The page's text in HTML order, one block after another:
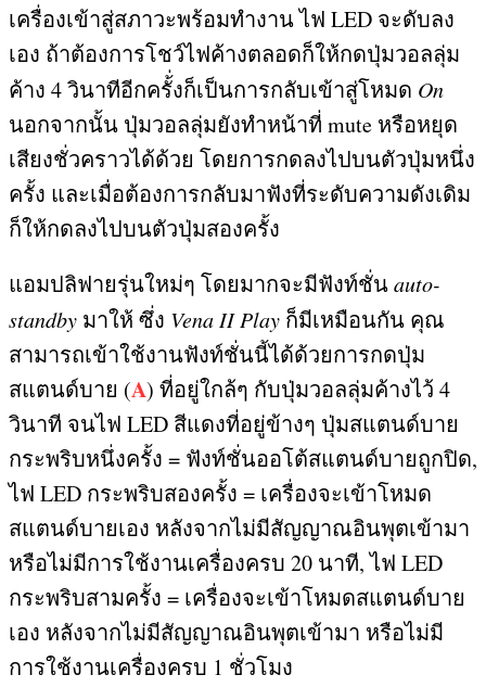
เครื่องเข้าสู่สภาวะพร้อมทำงาน ไฟ LED จะดับลง
เอง ถ้าต้องการโชว์ไฟค้างตลอดก็ให้กดปุ่มวอลลุ่ม
ค้าง 4วินาทีอีกครั้่งก็เป็นการกลับเข้าสู่โหมด On
นอกจากนั้น ปุ่มวอลลุ่มยังทำหน้าที่ mute หรือหยุด
เสียงชั่วคราวได้ด้วย โดยการกดลงไปบนตัวปุ่มหนึ่ง
ครั้ง และเมื่อต้องการกลับมาฟังที่ระดับความดังเดิม
ก็ให้กดลงไปบนตัวปุ่มสองครั้ง
แอมปลิฟายรุ่นใหม่ๆ โดยมากจะมีฟังท์ชั่นauto-
standby มาให้ ซึ่ง Vena II Play ก็มีเหมือนกัน คุณ
สามารถเข้าใช้งานฟังท์ชั่นนี้ได้ด้วยการกดปุ่ม
สแตนด์บาย (A) ที่อยู่ใกล้ๆ กับปุ่มวอลลุ่มค้างไว้ 4
วินาที จนไฟ LED สีแดงที่อยู่ข้างๆ ปุ่มสแตนด์บาย
กระพริบหนึ่งครั้ง = ฟังท์ชั่นออโต้สแตนด์บายถูกปิด,
ไฟ LED กระพริบสองครั้ง = เครื่องจะเข้าโหมด
สแตนด์บายเอง หลังจากไม่มีสัญญาณอินพุตเข้ามา
หรือไม่มีการใช้งานเครื่องครบ 20 นาที,ไฟ LED
กระพริบสามครั้ง = เครื่องจะเข้าโหมดสแตนด์บาย
เอง หลังจากไม่มีสัญญาณอินพุตเข้ามา หรือไม่มี
การใช้งานเครื่องครบ 1 ชั่วโมง